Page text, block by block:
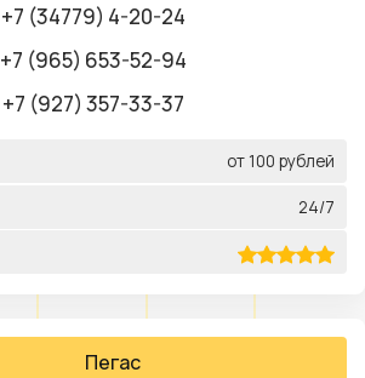
+7 (34779) 4-20-24
+7 (965) 653-52-94
+7 (927) 357-33-37
от 100 рублей
24/7
Пегас